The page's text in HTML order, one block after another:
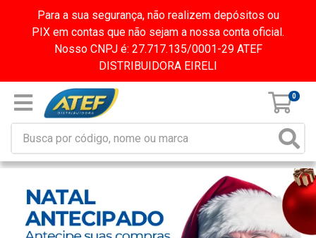
Para a sua segurança, não realizem depósitos ou
PIX em contas que não sejam a nossa conta oficial.
Nosso CNPJ é: 27.717.135/0001-29 ATEF
DISTRIBUIDORA EIRELI
0